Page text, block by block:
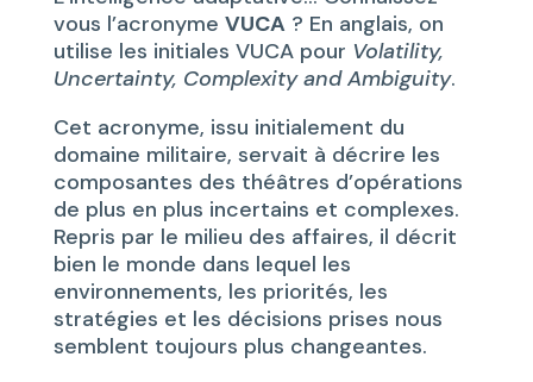
vous l’acronyme VUCA? En anglais, on
utilise les initiales VUCA pour Volatility,
Uncertainty, Complexity and Ambiguity.
Cet acronyme, issu initialement du
domaine militaire, servait à décrire les
composantes des théâtres d’opérations
de plus en plus incertains et complexes.
Repris par le milieu des affaires, il décrit
bien le monde dans lequel les
environnements, les priorités, les
stratégies et les décisions prises nous
semblent toujours plus changeantes.